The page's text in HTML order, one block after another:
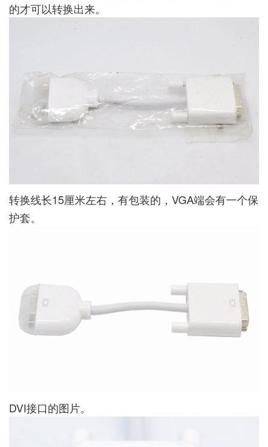
的才可以转换出来。
转换线长15厘米左右，有包装的，VGA端会有一个保
护套。
DVI接口的图片。